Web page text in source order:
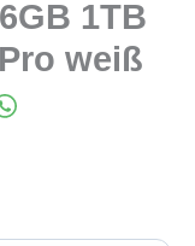
1TB
weiß